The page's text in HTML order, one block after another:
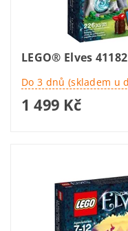
LEGO® Elves
Do 3 dnů (skladem u
1 499 Kč